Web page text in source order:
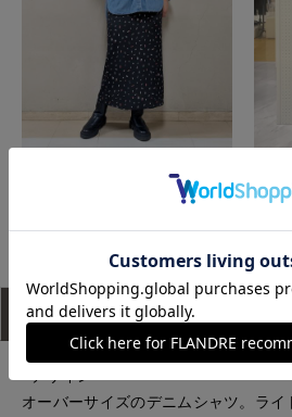
アイテム説明
オーバーサイズのデニムシャツ。ラ